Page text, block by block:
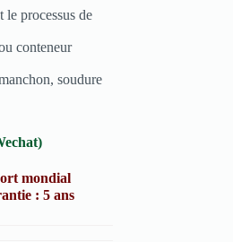
le processus de
conteneur
soudure
: 5 ans